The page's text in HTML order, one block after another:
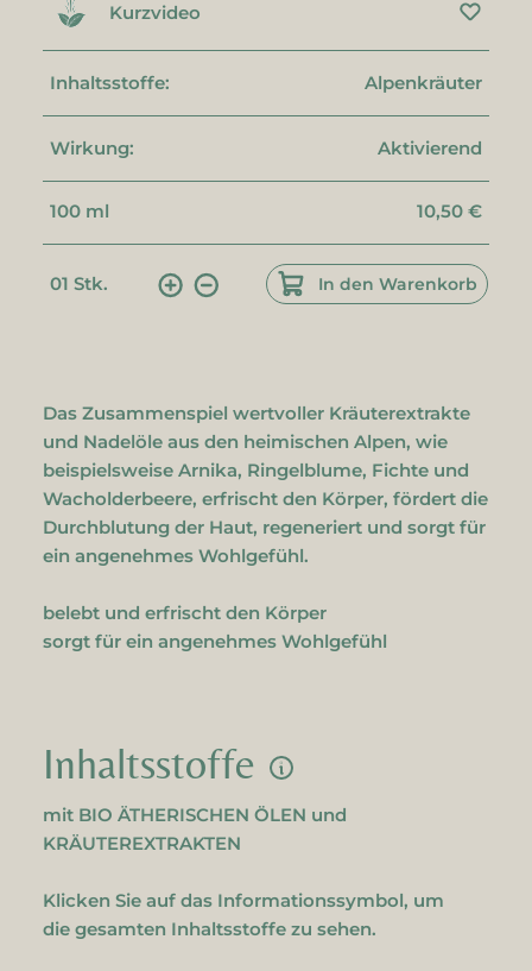
Inhaltsstoffe
mit BIO ÄTHERISCHEN ÖLEN und
KRÄUTEREXTRAKTEN
Klicken Sie auf das Informationssymbol, um
die gesamten Inhaltsstoffe zu sehen.
Das Zusammenspiel wertvoller Kräuterextrakte
und Nadelöle aus den heimischen Alpen, wie
beispielsweise Arnika, Ringelblume, Fichte und
Wacholderbeere, erfrischt den Körper, fördert die
Durchblutung der Haut, regeneriert und sorgt für
ein angenehmes Wohlgefühl.
belebt und erfrischt den Körper
sorgt für ein angenehmes Wohlgefühl
Kurzvideo
Inhaltsstoffe: Alpenkräuter
Wirkung: Aktivierend
100 ml 10,50 €
01 Stk. In den Warenkorb